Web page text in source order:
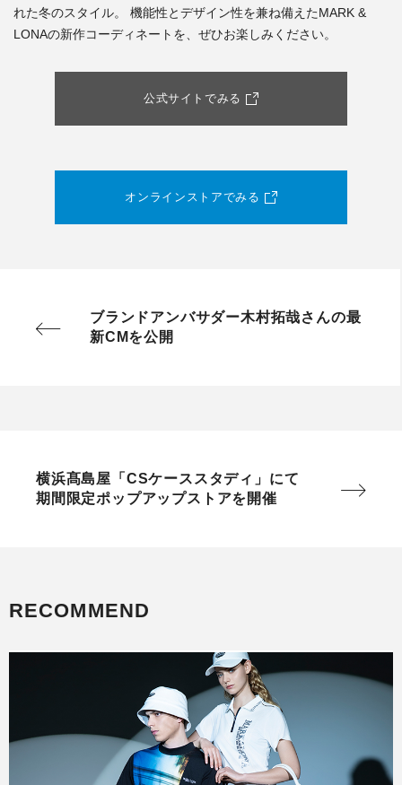
RECOMMEND
れた冬のスタイル。 機能性とデザイン性を兼ね備えたMARK &
LONAの新作コーディネートを、ぜひお楽しみください。
公式サイトでみる
オンラインストアでみる
ブランドアンバサダー木村拓哉さんの最
新CMを公開
横浜髙島屋「CSケーススタディ」にて
期間限定ポップアップストアを開催